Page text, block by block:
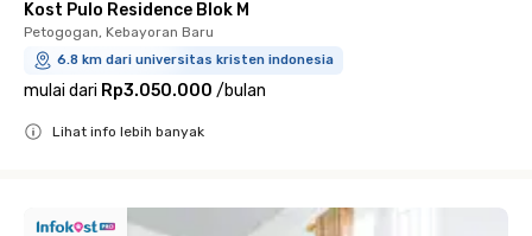
Kost Pulo Residence Blok M
Petogogan, Kebayoran Baru
6.8 km dari universitas kristen indonesia
mulai dari Rp3.050.000 /bulan
Lihat info lebih banyak